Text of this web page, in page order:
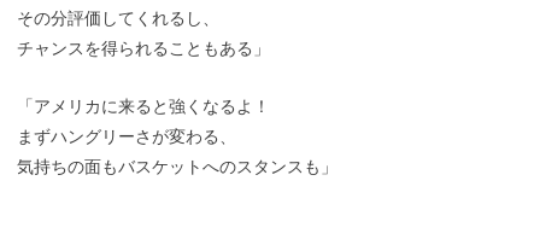
その分評価してくれるし、
チャンスを得られることもある」
「アメリカに来ると強くなるよ！
まずハングリーさが変わる、
気持ちの面もバスケットへのスタンスも」